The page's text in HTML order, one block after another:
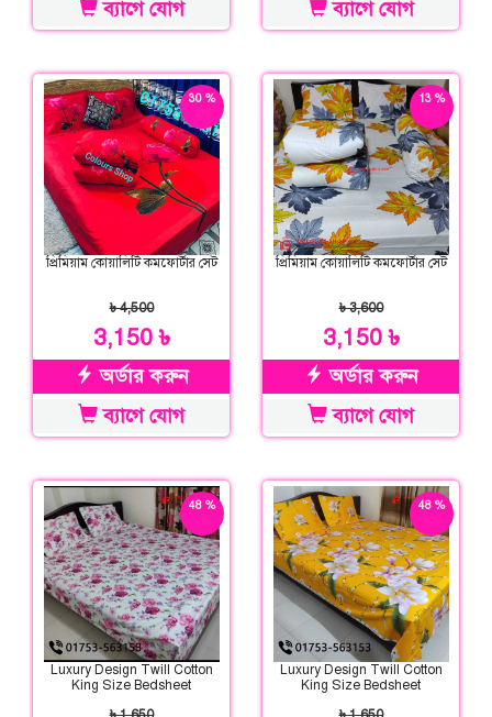
ব্যাগে যোগ
ব্যাগে যোগ
30 %
প্রিমিয়াম কোয়ালিটি কমফোর্টার সেট
৳ 4,500
3,150 ৳
অর্ডার করুন
ব্যাগে যোগ
13 %
প্রিমিয়াম কোয়ালিটি কমফোর্টার সেট
৳ 3,600
3,150 ৳
অর্ডার করুন
ব্যাগে যোগ
48 %
Luxury Design Twill Cotton
King Size Bedsheet
48 %
Luxury Design Twill Cotton
King Size Bedsheet